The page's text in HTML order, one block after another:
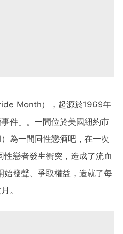
Month），起源於1969年
件」。一間位於美國紐約市
）為一間同性戀酒吧，在一次
戀者發生衝突，造成了流血
始發聲、爭取權益，造就了每
。